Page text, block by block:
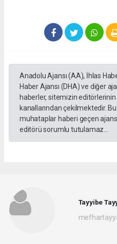
Anadolu Ajansı (AA), İhlas
Haber Ajansı (DHA) ve diğer
haberler, sitemizin
kanallarından çekilmektedir.
muhataplar haberi geçen
editörü sorumlu tutulamaz...
Tayyibe